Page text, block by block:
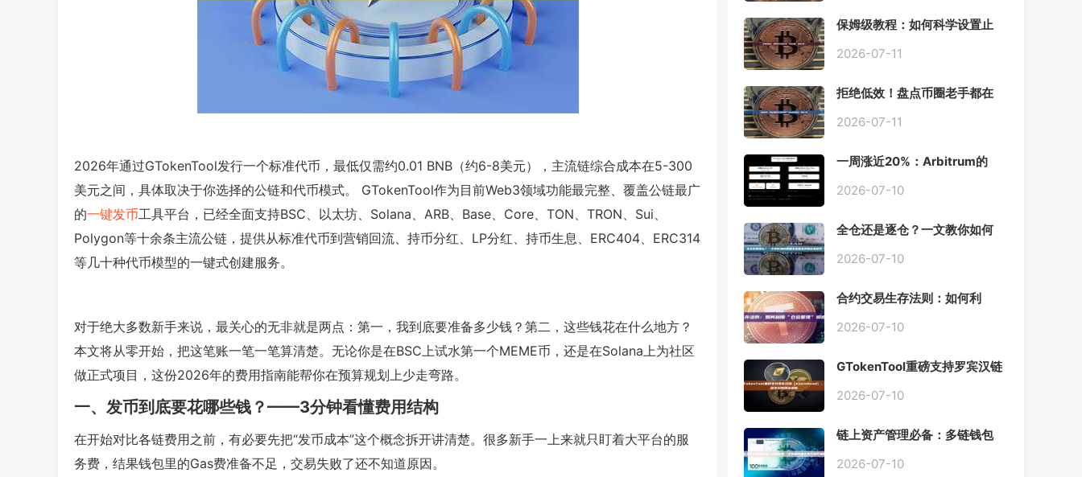
2026年通过GTokenTool发行一个标准代币，最低仅需约0.01 BNB（约6-8美元），主流链综合成本在5-300
美元之间，具体取决于你选择的公链和代币模式。 GTokenTool作为目前Web3领域功能最完整、覆盖公链最广
的一键发币工具平台，已经全面支持BSC、以太坊、Solana、ARB、Base、Core、TON、TRON、Sui、
Polygon等十余条主流公链，提供从标准代币到营销回流、持币分红、LP分红、持币生息、ERC404、ERC314
等几十种代币模型的一键式创建服务。
对于绝大多数新手来说，最关心的无非就是两点：第一，我到底要准备多少钱？第二，这些钱花在什么地方？
本文将从零开始，把这笔账一笔一笔算清楚。无论你是在BSC上试水第一个MEME币，还是在Solana上为社区
做正式项目，这份2026年的费用指南能帮你在预算规划上少走弯路。
一、发币到底要花哪些钱？——3分钟看懂费用结构
在开始对比各链费用之前，有必要先把“发币成本”这个概念拆开讲清楚。很多新手一上来就只盯着大平台的服
务费，结果钱包里的Gas费准备不足，交易失败了还不知道原因。
保姆级教程：如何科学设置止
2026-07-11
拒绝低效！盘点币圈老手都在
具
2026-07-11
一周涨近20%：Arbitrum的
Chain一夜盘活
2026-07-10
全仓还是逐仓？一文教你如何
2026-07-10
合约交易生存法则：如何利
2026-07-10
GTokenTool重磅支持罗宾汉链
程全解析
2026-07-10
链上资产管理必备：多链钱包
2026-07-10